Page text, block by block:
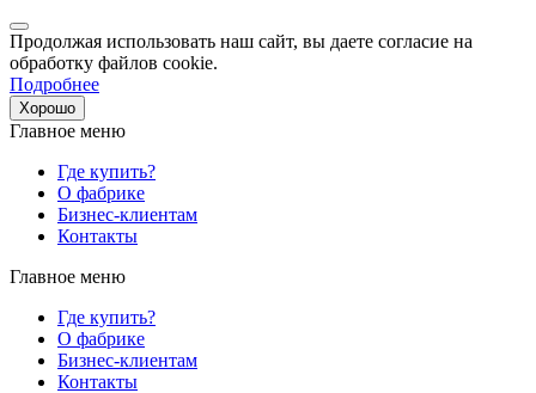
Продолжая использовать наш сайт, вы даете согласие на
обработку файлов cookie.
Подробнее
Хорошо
Главное меню
Где купить?
О фабрике
Бизнес-клиентам
Контакты
Главное меню
Где купить?
О фабрике
Бизнес-клиентам
Контакты